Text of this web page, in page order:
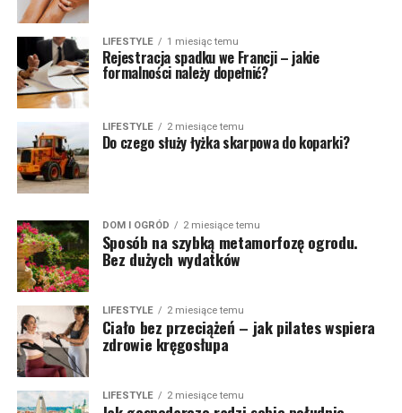
LIFESTYLE 1 miesiąc temu
Rejestracja spadku we Francji – jakie
formalności należy dopełnić?
LIFESTYLE 2 miesiące temu
Do czego służy łyżka skarpowa do koparki?
DOM I OGRÓD 2 miesiące temu
Sposób na szybką metamorfozę ogrodu.
Bez dużych wydatków
LIFESTYLE 2 miesiące temu
Ciało bez przeciążeń – jak pilates wspiera
zdrowie kręgosłupa
LIFESTYLE 2 miesiące temu